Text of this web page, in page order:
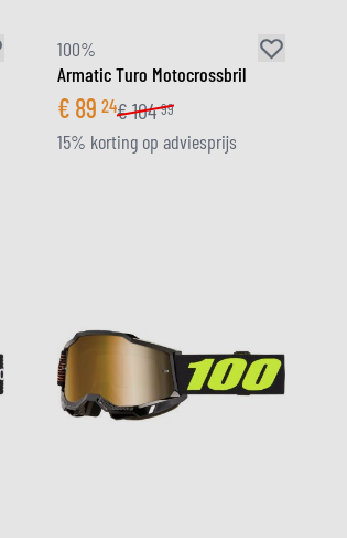
100%
Armatic Turo Motocrossbril
€ 89 24€104 99
15% korting op adviesprijs